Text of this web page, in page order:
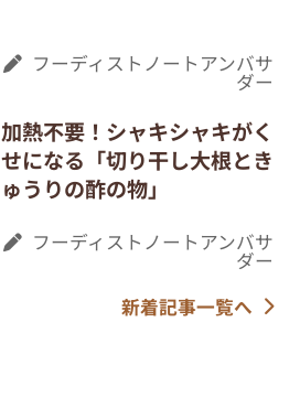
フーディストノートアンバサ
ダー
加熱不要！シャキシャキがく
せになる「切り干し大根とき
ゅうりの酢の物」
フーディストノートアンバサ
ダー
新着記事一覧へ